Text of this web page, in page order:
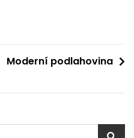
Moderní podlahovina